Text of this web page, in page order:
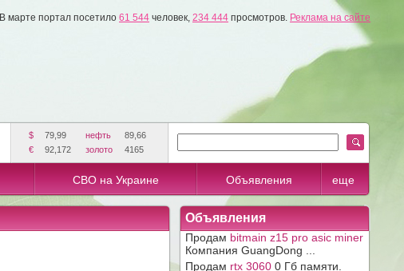
В марте портал посетило 61 544 человек, 234 444 просмотров. Реклама на сайте
$ 79,99 нефть
89,66
€
92,172 золото 4165
СВО на Украине Объявления еще
Объявления
Продам bitmain z15 pro asic miner
Компания GuangDong ...
Продам rtx 3060 0 Гб памяти.